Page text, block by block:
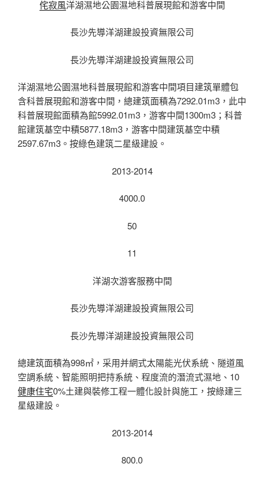
侘寂風洋湖濕地公園濕地科普展現館和游客中間
長沙先導洋湖建設投資無限公司
長沙先導洋湖建設投資無限公司
洋湖濕地公園濕地科普展現館和游客中間項目建筑單體包
含科普展現館和游客中間，總建筑面積為7292.01m3，此中
科普展現館面積為館5992.01m3，游客中間1300m3；科普
館建筑基空中積5877.18m3，游客中間建筑基空中積
2597.67m3。按綠色建筑二星級建設。
2013-2014
4000.0
50
11
洋湖次游客服務中間
長沙先導洋湖建設投資無限公司
長沙先導洋湖建設投資無限公司
總建筑面積為998㎡，采用并網式太陽能光伏系統、隧道風
空調系統、智能照明把持系統、程度流的潛流式濕地、10
健康住宅0%土建與裝修工程一體化設計與施工，按綠建三
星級建設。
2013-2014
800.0